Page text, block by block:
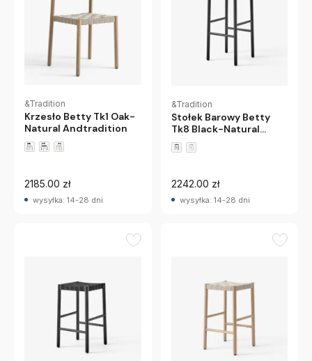
&Tradition
Krzesło Betty Tk1 Oak-
Natural Andtradition
2185.00 zł
wysyłka: 14-28 dni
&Tradition
Stołek Barowy Betty
Tk8 Black-Natural
Andtradition
2242.00 zł
wysyłka: 14-28 dni